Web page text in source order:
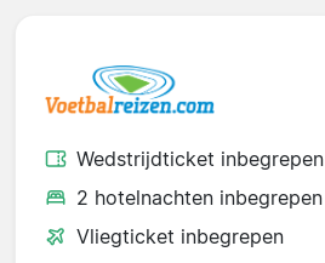
Wedstrijdticket inbegrepen
2 hotelnachten inbegrepen
Vliegticket inbegrepen